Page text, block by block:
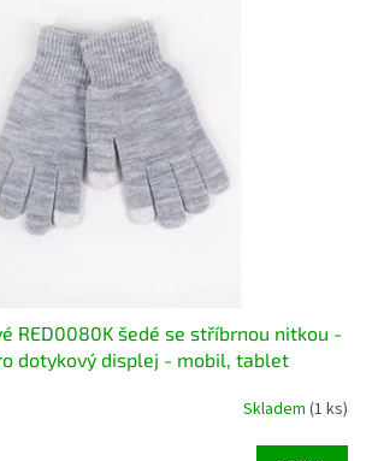
RED0080K šedé se stříbrnou nitkou -
dotykový displej - mobil, tablet
Skladem (1 ks)